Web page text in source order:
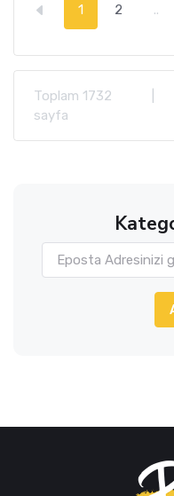
1 2 ..
Toplam 1732
sayfa